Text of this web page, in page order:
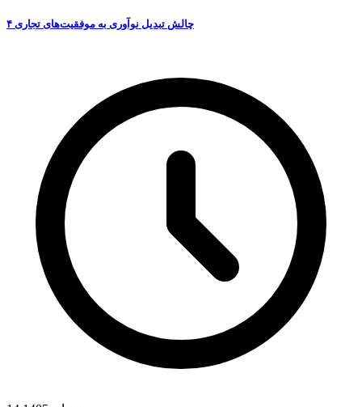
۴ چالش تبدیل نوآوری به موفقیت‌های تجاری